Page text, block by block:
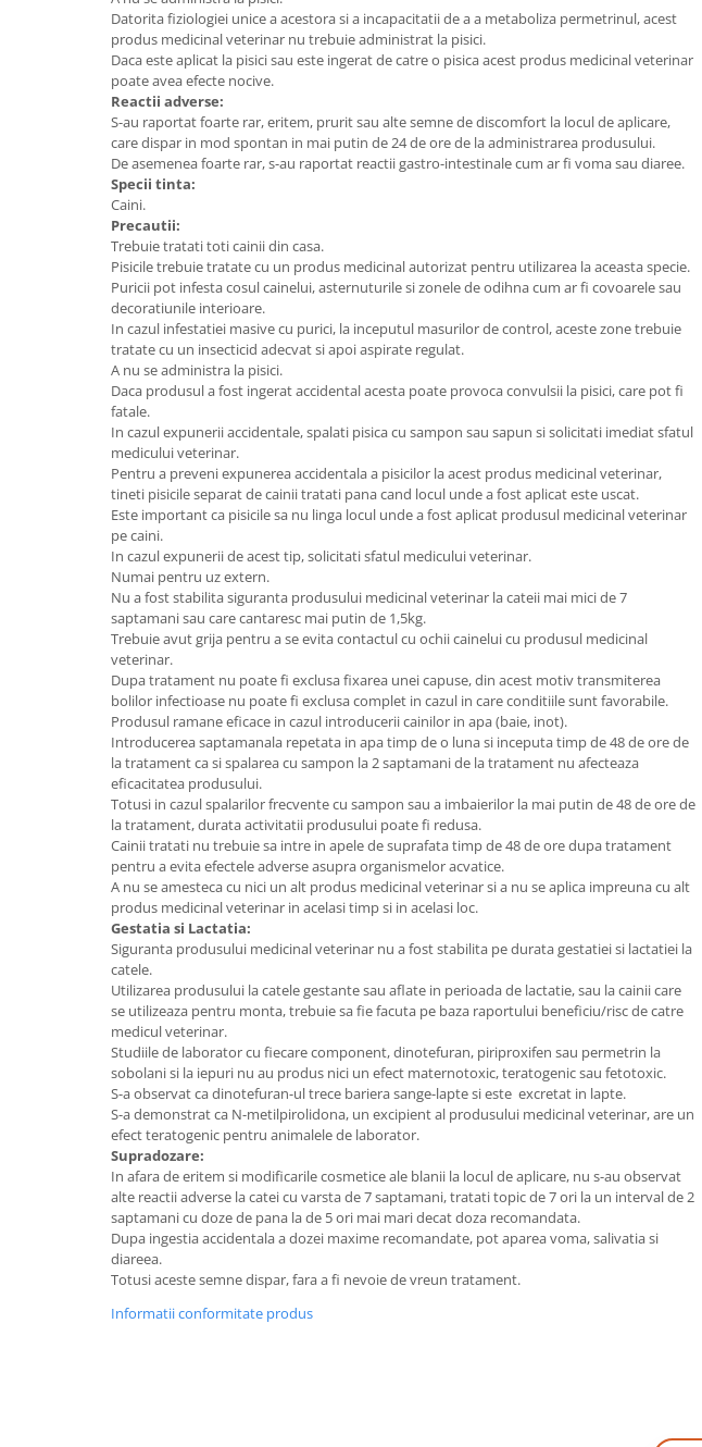
Datorita fiziologiei unice a acestora si a incapacitatii de a a metaboliza permetrinul, acest
produs medicinal veterinar nu trebuie administrat la pisici.
Daca este aplicat la pisici sau este ingerat de catre o pisica acest produs medicinal veterinar
poate avea efecte nocive.
Reactii adverse:
S-au raportat foarte rar, eritem, prurit sau alte semne de discomfort la locul de aplicare,
care dispar in mod spontan in mai putin de 24 de ore de la administrarea produsului.
De asemenea foarte rar, s-au raportat reactii gastro-intestinale cum ar fi voma sau diaree.
Specii tinta:
Caini.
Precautii:
Trebuie tratati toti cainii din casa.
Pisicile trebuie tratate cu un produs medicinal autorizat pentru utilizarea la aceasta specie.
Puricii pot infesta cosul cainelui, asternuturile si zonele de odihna cum ar fi covoarele sau
decoratiunile interioare.
In cazul infestatiei masive cu purici, la inceputul masurilor de control, aceste zone trebuie
tratate cu un insecticid adecvat si apoi aspirate regulat.
A nu se administra la pisici.
Daca produsul a fost ingerat accidental acesta poate provoca convulsii la pisici, care pot fi
fatale.
In cazul expunerii accidentale, spalati pisica cu sampon sau sapun si solicitati imediat sfatul
medicului veterinar.
Pentru a preveni expunerea accidentala a pisicilor la acest produs medicinal veterinar,
tineti pisicile separat de cainii tratati pana cand locul unde a fost aplicat este uscat.
Este important ca pisicile sa nu linga locul unde a fost aplicat produsul medicinal veterinar
pe caini.
In cazul expunerii de acest tip, solicitati sfatul medicului veterinar.
Numai pentru uz extern.
Nu a fost stabilita siguranta produsului medicinal veterinar la cateii mai mici de 7
saptamani sau care cantaresc mai putin de 1,5kg.
Trebuie avut grija pentru a se evita contactul cu ochii cainelui cu produsul medicinal
veterinar.
Dupa tratament nu poate fi exclusa fixarea unei capuse, din acest motiv transmiterea
bolilor infectioase nu poate fi exclusa complet in cazul in care conditiile sunt favorabile.
Produsul ramane eficace in cazul introducerii cainilor in apa (baie, inot).
Introducerea saptamanala repetata in apa timp de o luna si inceputa timp de 48 de ore de
la tratament ca si spalarea cu sampon la 2 saptamani de la tratament nu afecteaza
eficacitatea produsului.
Totusi in cazul spalarilor frecvente cu sampon sau a imbaierilor la mai putin de 48 de ore de
la tratament, durata activitatii produsului poate fi redusa.
Cainii tratati nu trebuie sa intre in apele de suprafata timp de 48 de ore dupa tratament
pentru a evita efectele adverse asupra organismelor acvatice.
A nu se amesteca cu nici un alt produs medicinal veterinar si a nu se aplica impreuna cu alt
produs medicinal veterinar in acelasi timp si in acelasi loc.
Gestatia si Lactatia:
Siguranta produsului medicinal veterinar nu a fost stabilita pe durata gestatiei si lactatiei la
catele.
Utilizarea produsului la catele gestante sau aflate in perioada de lactatie, sau la cainii care
se utilizeaza pentru monta, trebuie sa fie facuta pe baza raportului beneficiu/risc de catre
medicul veterinar.
Studiile de laborator cu fiecare component, dinotefuran, piriproxifen sau permetrin la
sobolani si la iepuri nu au produs nici un efect maternotoxic, teratogenic sau fetotoxic.
S-a observat ca dinotefuran-ul trece bariera sange-lapte si este excretat in lapte.
S-a demonstrat ca N-metilpirolidona, un excipient al produsului medicinal veterinar, are un
efect teratogenic pentru animalele de laborator.
Supradozare:
In afara de eritem si modificarile cosmetice ale blanii la locul de aplicare, nu s-au observat
alte reactii adverse la catei cu varsta de 7 saptamani, tratati topic de 7 ori la un interval de 2
saptamani cu doze de pana la de 5 ori mai mari decat doza recomandata.
Dupa ingestia accidentala a dozei maxime recomandate, pot aparea voma, salivatia si
diareea.
Totusi aceste semne dispar, fara a fi nevoie de vreun tratament.
Informatii conformitate produs